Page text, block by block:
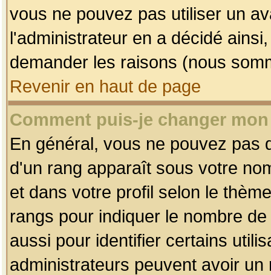
vous ne pouvez pas utiliser un
l'administrateur en a décidé
demander les raisons (nous
Revenir en haut de page
Comment puis-je changer
En général, vous ne pouvez pas
d'un rang apparaît sous votre
et dans votre profil selon le
rangs pour indiquer le nombre
aussi pour identifier certains
administrateurs peuvent avoir